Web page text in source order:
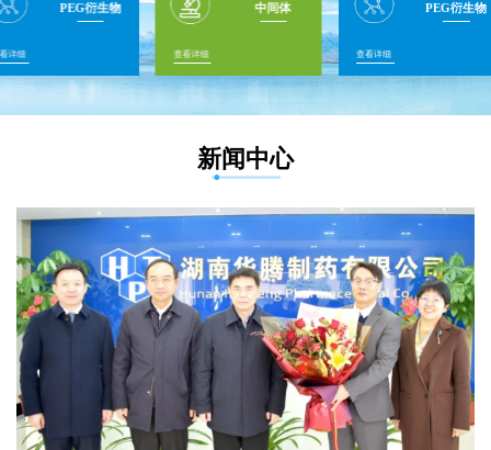
详细
PEG衍生物
查看详细
中间体
查看详细
PEG衍生物
新闻中心